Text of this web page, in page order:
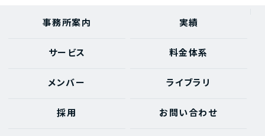
事務所案内 実績
サービス 料金体系
メンバー ライブラリ
採用 お問い合わせ